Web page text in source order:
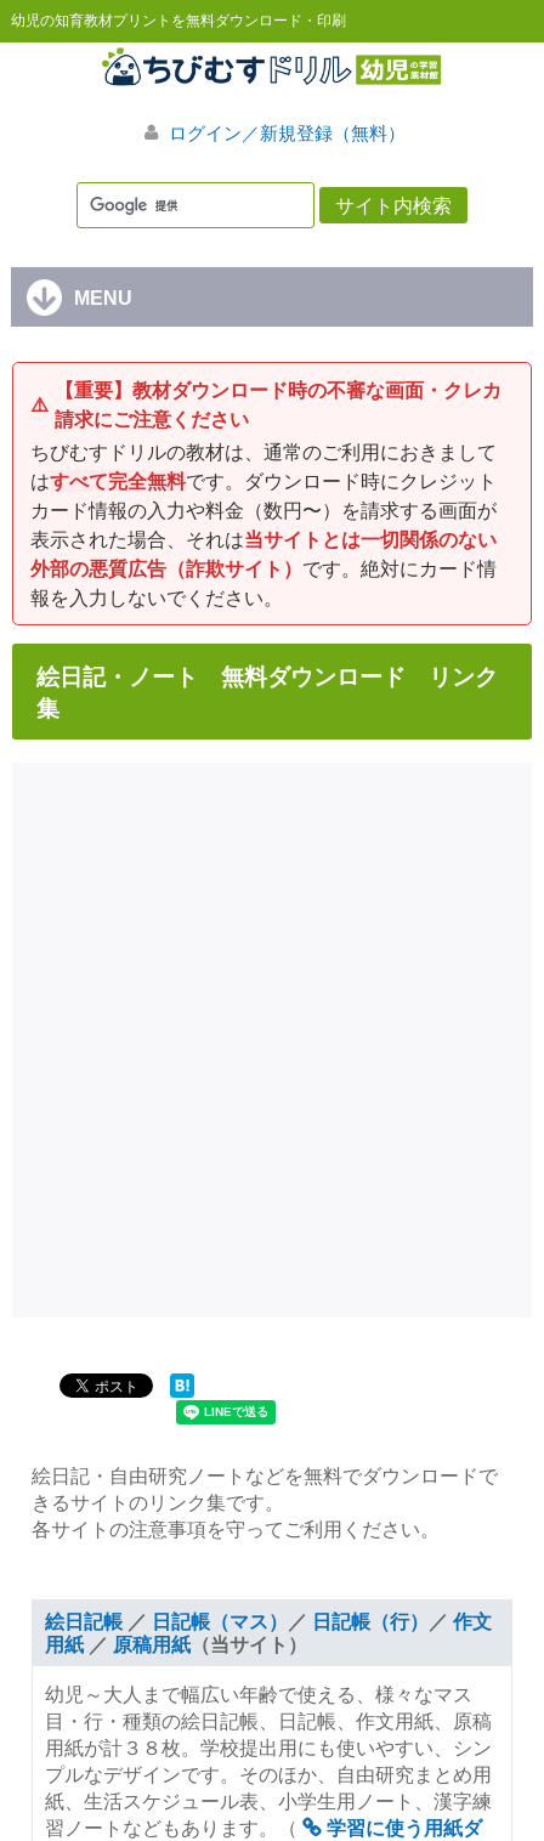
幼児の知育教材プリントを無料ダウンロード・印刷
ログイン／新規登録（無料）
MENU
⚠️
【重要】教材ダウンロード時の不審な画面・クレカ
請求にご注意ください
ちびむすドリルの教材は、通常のご利用におきまして
はすべて完全無料です。ダウンロード時にクレジット
カード情報の入力や料金（数円〜）を請求する画面が
表示された場合、それは当サイトとは一切関係のない
外部の悪質広告（詐欺サイト） です。絶対にカード情
報を入力しないでください。
絵日記・ノート 無料ダウンロード リンク
集
絵日記・自由研究ノートなどを無料でダウンロードで
きるサイトのリンク集です。
各サイトの注意事項を守ってご利用ください。
絵日記帳 ／ 日記帳（マス） ／ 日記帳（行） ／作文
用紙 ／ 原稿用紙 （当サイト）
幼児～大人まで幅広い年齢で使える、様々なマス
目・行・種類の絵日記帳、日記帳、作文用紙、原稿
用紙が計３８枚。学校提出用にも使いやすい、シン
プルなデザインです。そのほか、自由研究まとめ用
紙、生活スケジュール表、小学生用ノート、漢字練
習ノートなどもあります。（
学習に使う用紙ダ